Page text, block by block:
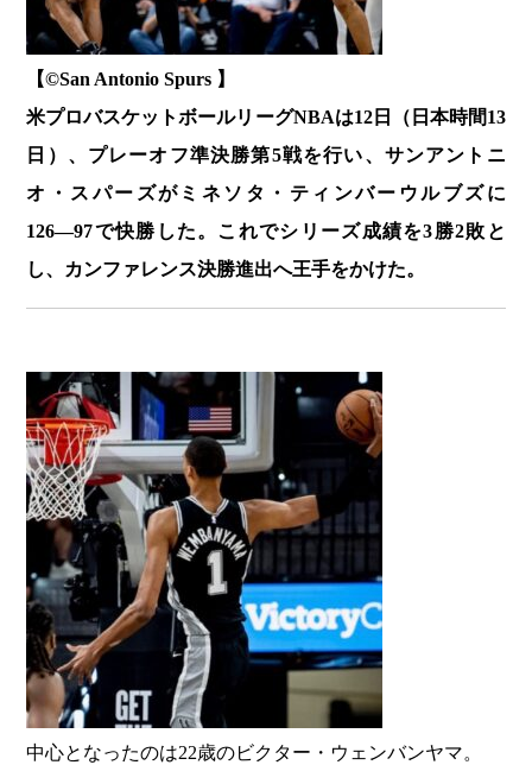
【©️San Antonio Spurs 】
米プロバスケットボールリーグNBAは12日（日本時間13
日）、プレーオフ準決勝第5戦を行い、サンアントニ
オ・スパーズがミネソタ・ティンバーウルブズに
126―97で快勝した。これでシリーズ成績を3勝2敗と
し、カンファレンス決勝進出へ王手をかけた。
中心となったのは22歳のビクター・ウェンバンヤマ。